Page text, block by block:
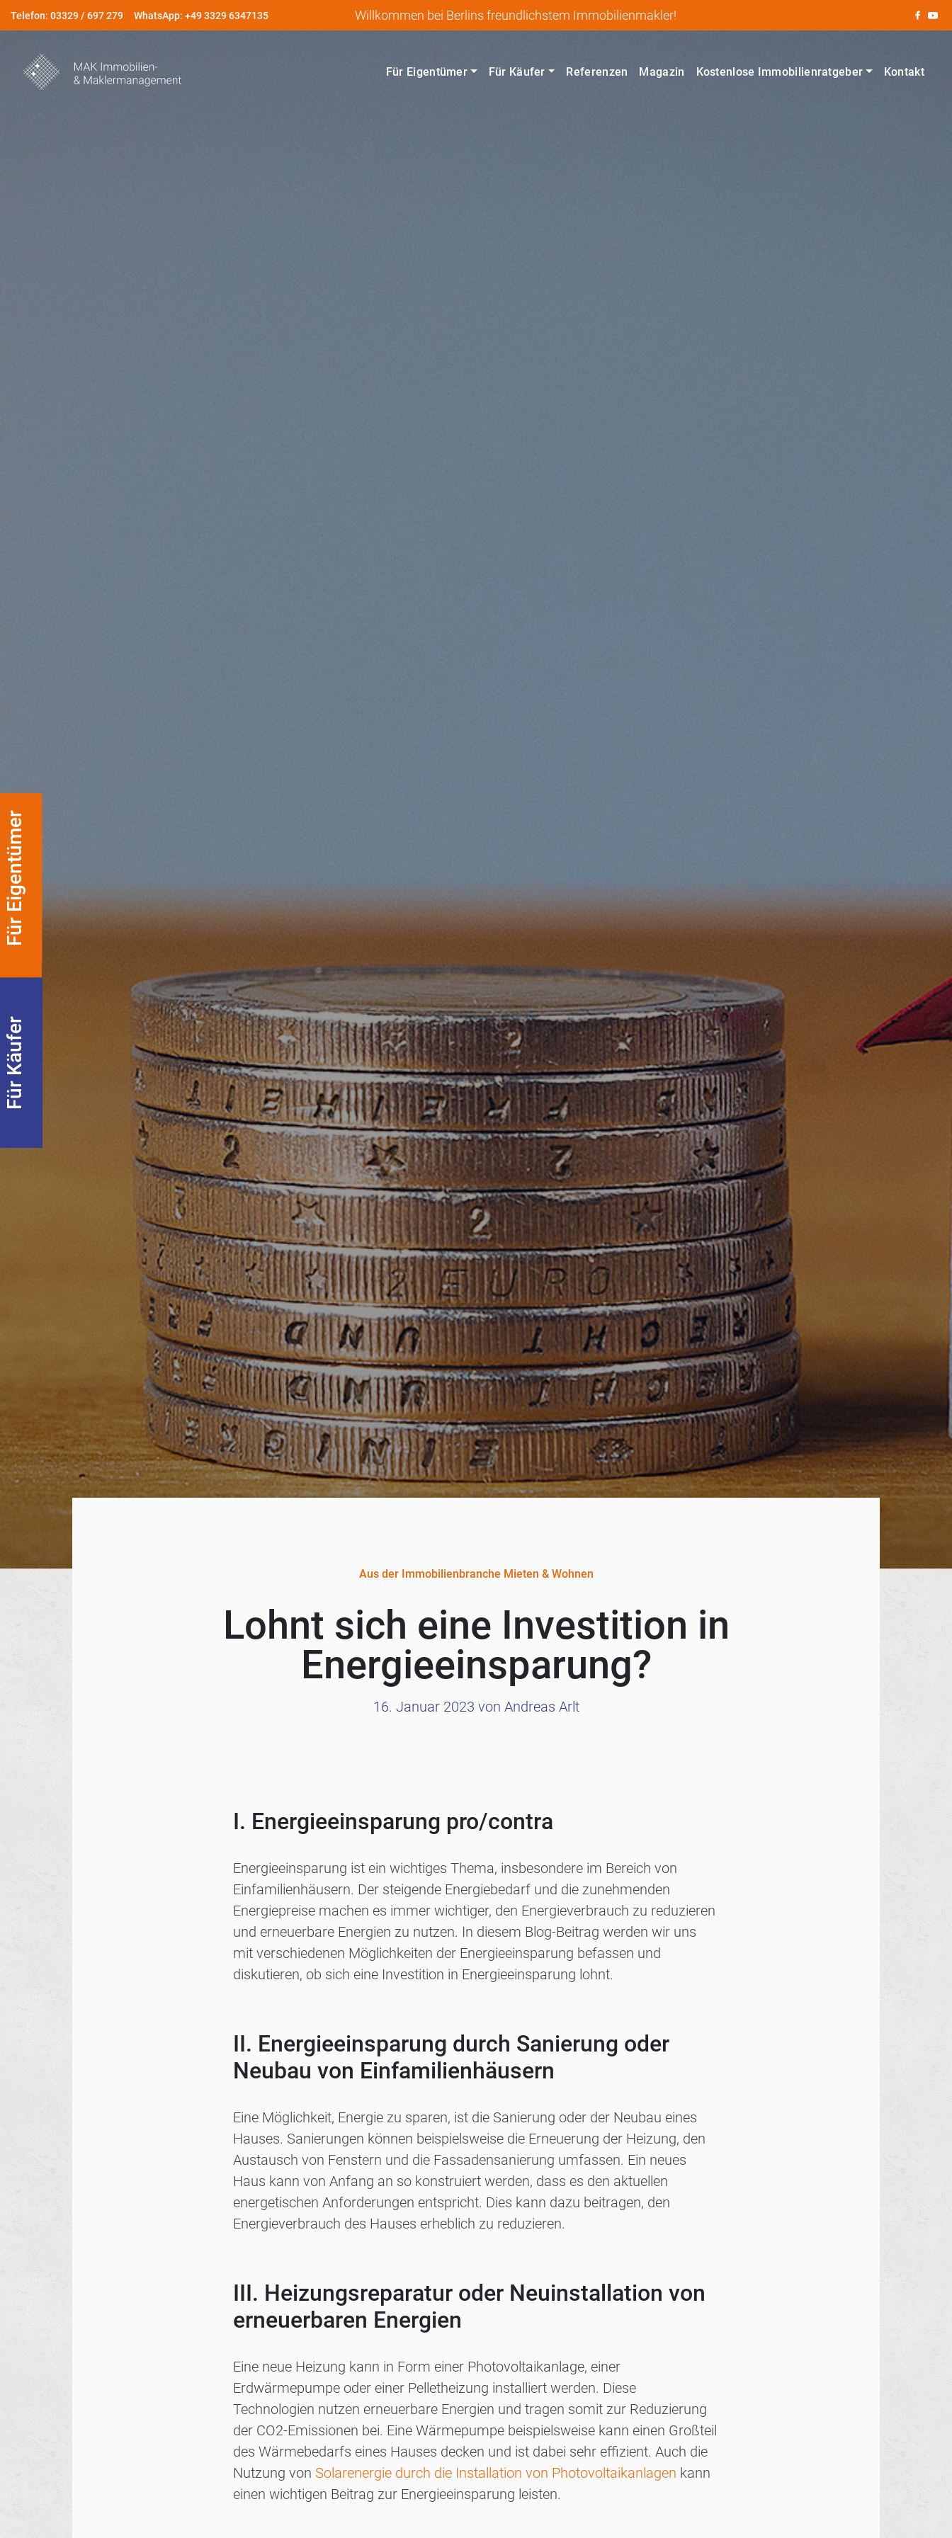
Telefon: 03329 / 697 279 WhatsApp: +49 3329 6347135 Willkommen bei Berlins freundlichstem Immobilienmakler!
Für Eigentümer Für Käufer Referenzen Magazin Kostenlose Immobilienratgeber Kontakt
Categories
Aus der Immobilienbranche Mieten & Wohnen
Lohnt sich eine Investition in
Energieeinsparung?
16. Januar 2023 von Andreas Arlt
I. Energieeinsparung pro/contra
Energieeinsparung ist ein wichtiges Thema, insbesondere im Bereich von
Einfamilienhäusern. Der steigende Energiebedarf und die zunehmenden
Energiepreise machen es immer wichtiger, den Energieverbrauch zu reduzieren
und erneuerbare Energien zu nutzen. In diesem Blog-Beitrag werden wir uns
mit verschiedenen Möglichkeiten der Energieeinsparung befassen und
diskutieren, ob sich eine Investition in Energieeinsparung lohnt.
II. Energieeinsparung durch Sanierung oder
Neubau von Einfamilienhäusern
Eine Möglichkeit, Energie zu sparen, ist die Sanierung oder der Neubau eines
Hauses. Sanierungen können beispielsweise die Erneuerung der Heizung, den
Austausch von Fenstern und die Fassadensanierung umfassen. Ein neues
Haus kann von Anfang an so konstruiert werden, dass es den aktuellen
energetischen Anforderungen entspricht. Dies kann dazu beitragen, den
Energieverbrauch des Hauses erheblich zu reduzieren.
III. Heizungsreparatur oder Neuinstallation von
erneuerbaren Energien
Eine neue Heizung kann in Form einer Photovoltaikanlage, einer
Erdwärmepumpe oder einer Pelletheizung installiert werden. Diese
Technologien nutzen erneuerbare Energien und tragen somit zur Reduzierung
der CO2-Emissionen bei. Eine Wärmepumpe beispielsweise kann einen Großteil
des Wärmebedarfs eines Hauses decken und ist dabei sehr effizient. Auch die
Nutzung von Solarenergie durch die Installation von Photovoltaikanlagen kann
einen wichtigen Beitrag zur Energieeinsparung leisten.
Für Eigentümer
Für Käufer